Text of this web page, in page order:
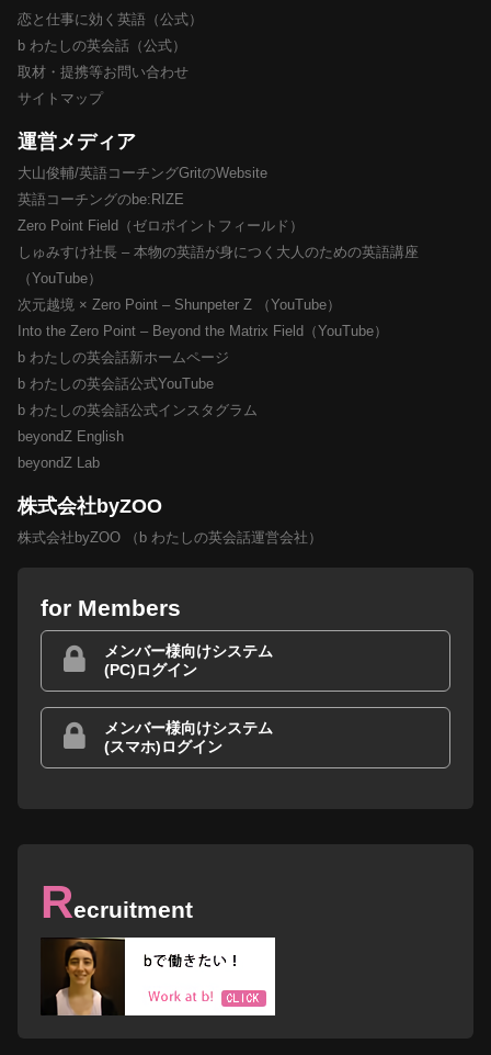
恋と仕事に効く英語（公式）
b わたしの英会話（公式）
取材・提携等お問い合わせ
サイトマップ
運営メディア
大山俊輔/英語コーチングGritのWebsite
英語コーチングのbe:RIZE
Zero Point Field（ゼロポイントフィールド）
しゅみすけ社長 – 本物の英語が身につく大人のための英語講座
（YouTube）
次元越境 × Zero Point – Shunpeter Z （YouTube）
Into the Zero Point – Beyond the Matrix Field（YouTube）
b わたしの英会話新ホームページ
b わたしの英会話公式YouTube
b わたしの英会話公式インスタグラム
beyondZ English
beyondZ Lab
株式会社byZOO
株式会社byZOO （b わたしの英会話運営会社）
for Members
メンバー様向けシステム
(PC)ログイン
メンバー様向けシステム
(スマホ)ログイン
Recruitment